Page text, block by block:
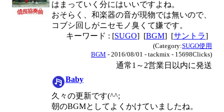
はまっていく分にはいいですよね。
おそらく、和楽器の音が現物では無いので、
コブシ回しがニセモノ臭くて嫌です。
キーワード : [SUGO] [BGM] [サントラ]
(Category:SUGO使用
BGM - 2016/08/01 - tackmix - 15698Clicks)
通常1～2営業日以内に発送
Baby
久々の更新です(^^;
朝のBGMとしてよくかけていましたね。